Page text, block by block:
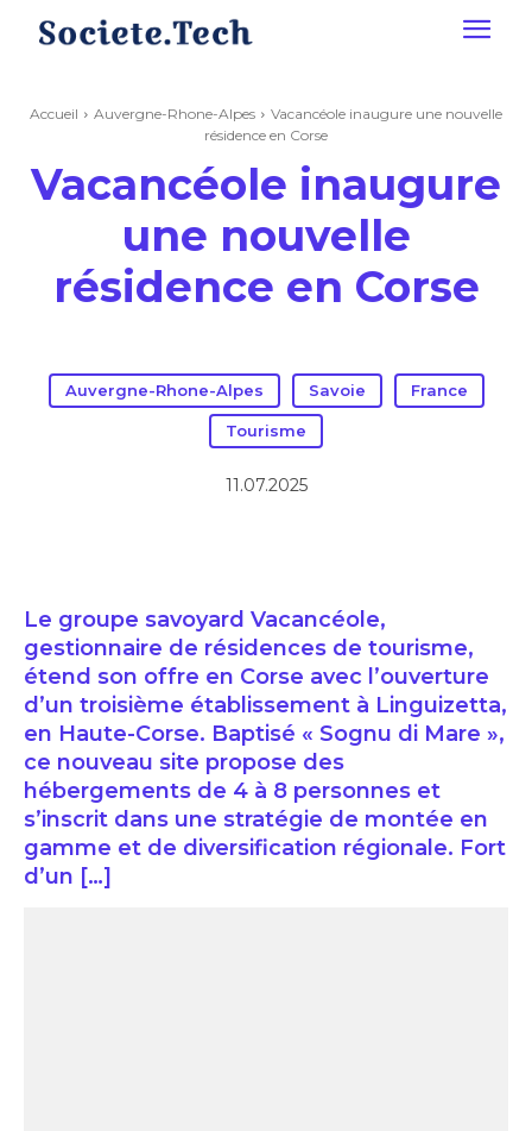
Accueil Auvergne-Rhone-Alpes
Vacancéole inaugure une nouvelle
résidence en Corse
Vacancéole inaugure
une nouvelle
résidence en Corse
Auvergne-Rhone-Alpes Savoie France
Tourisme
11.07.2025
Le groupe savoyard Vacancéole,
gestionnaire de résidences de tourisme,
étend son offre en Corse avec l’ouverture
d’un troisième établissement à Linguizetta,
en Haute-Corse. Baptisé « Sognu di Mare »,
ce nouveau site propose des
hébergements de 4 à 8 personnes et
s’inscrit dans une stratégie de montée en
gamme et de diversification régionale. Fort
d’un […]